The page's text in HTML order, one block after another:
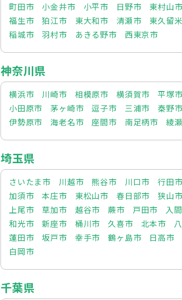
町田市
小金井市 小平市 日野市 東村山市
福生市
狛江市 東大和市 清瀬市 東久留
稲城市
羽村市 あきる野市 西東京市
神奈川県
横浜市 川崎市 相模原市 横須賀市 平塚市
小田原市
茅ヶ崎市 逗子市 三浦市 秦野市
伊勢原市
海老名市 座間市 南足柄市 綾
埼玉県
さいたま市 川越市 熊谷市 川口市 行田市
加須市
本庄市 東松山市 春日部市 狭山市
上尾市
草加市 越谷市 蕨市 戸田市 入
和光市
新座市 桶川市 久喜市 北本市
蓮田市
坂戸市 幸手市 鶴ヶ島市 日高市
白岡市
千葉県